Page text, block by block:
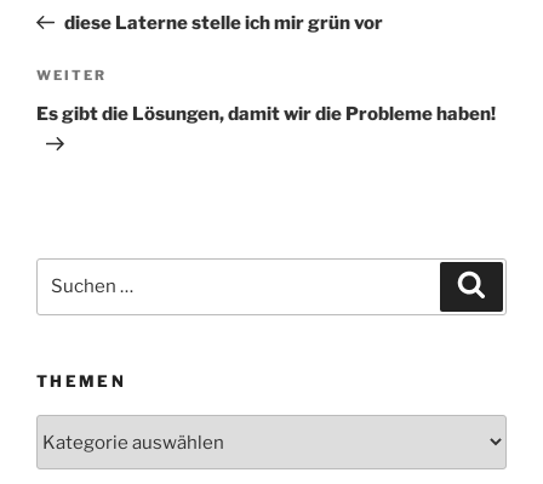
Beitrag
diese Laterne stelle ich mir grün vor
Nächster
Beitrag
WEITER
Es gibt die Lösungen, damit wir die Probleme haben!
Suchen
THEMEN